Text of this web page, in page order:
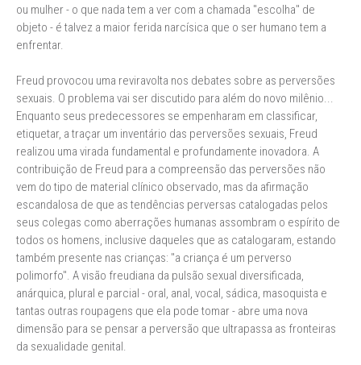
ou mulher - o que nada tem a ver com a chamada "escolha" de
objeto - é talvez a maior ferida narcísica que o ser humano tem a
enfrentar.
Freud provocou uma reviravolta nos debates sobre as perversões
sexuais. O problema vai ser discutido para além do novo milênio...
Enquanto seus predecessores se empenharam em classificar,
etiquetar, a traçar um inventário das perversões sexuais, Freud
realizou uma virada fundamental e profundamente inovadora. A
contribuição de Freud para a compreensão das perversões não
vem do tipo de material clínico observado, mas da afirmação
escandalosa de que as tendências perversas catalogadas pelos
seus colegas como aberrações humanas assombram o espírito de
todos os homens, inclusive daqueles que as catalogaram, estando
também presente nas crianças: "a criança é um perverso
polimorfo". A visão freudiana da pulsão sexual diversificada,
anárquica, plural e parcial - oral, anal, vocal, sádica, masoquista e
tantas outras roupagens que ela pode tomar - abre uma nova
dimensão para se pensar a perversão que ultrapassa as fronteiras
da sexualidade genital.